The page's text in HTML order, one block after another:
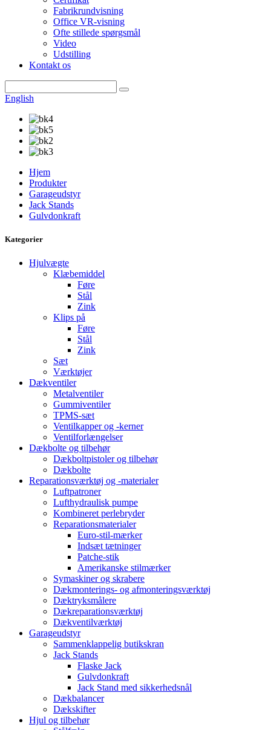
Fabrikrundvisning
Office VR-visning
Ofte stillede spørgsmål
Video
Udstilling
Kontakt os
English
Hjem
Produkter
Garageudstyr
Jack Stands
Gulvdonkraft
Kategorier
Hjulvægte
Klæbemiddel
Føre
Stål
Zink
Klips på
Føre
Stål
Zink
Sæt
Værktøjer
Dækventiler
Metalventiler
Gummiventiler
TPMS-sæt
Ventilkapper og -kerner
Ventilforlængelser
Dækbolte og tilbehør
Dækboltpistoler og tilbehør
Dækbolte
Reparationsværktøj og -materialer
Luftpatroner
Lufthydraulisk pumpe
Kombineret perlebryder
Reparationsmaterialer
Euro-stil-mærker
Indsæt tætninger
Patche-stik
Amerikanske stilmærker
Symaskiner og skrabere
Dækmonterings- og afmonteringsværktøj
Dæktryksmålere
Dækreparationsværktøj
Dækventilværktøj
Garageudstyr
Sammenklappelig butikskran
Jack Stands
Flaske Jack
Gulvdonkraft
Jack Stand med sikkerhedsnål
Dækbalancer
Dækskifter
Hjul og tilbehør